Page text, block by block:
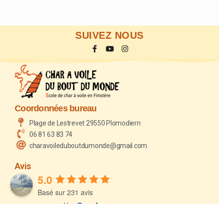
SUIVEZ NOUS
Coordonnées bureau
Plage de Lestrevet 29550 Plomodiern
06 81 63 83 74
charavoileduboutdumonde@gmail.com
Avis
5.0
Basé sur 231 avis